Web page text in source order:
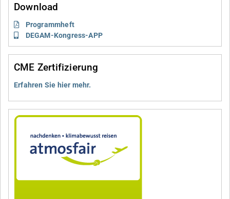
Download
Programmheft
DEGAM-Kongress-APP
CME Zertifizierung
Erfahren Sie hier mehr.